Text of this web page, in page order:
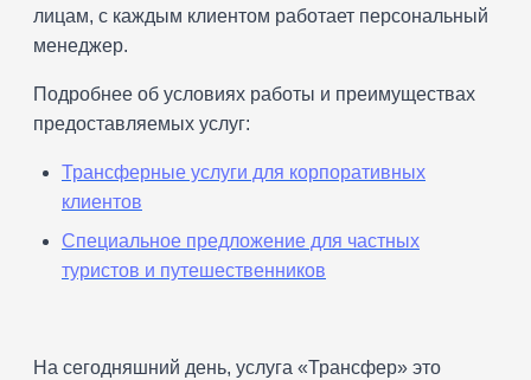
лицам, с каждым клиентом работает персональный
менеджер.
Подробнее об условиях работы и преимуществах
предоставляемых услуг:
Трансферные услуги для корпоративных
клиентов
Специальное предложение для частных
туристов и путешественников
На сегодняшний день, услуга «Трансфер» это